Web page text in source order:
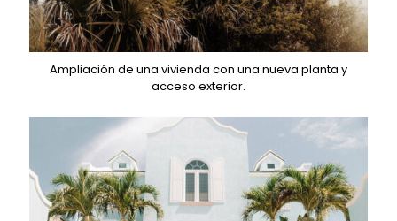
Ampliación de una vivienda con una nueva planta y
acceso exterior.